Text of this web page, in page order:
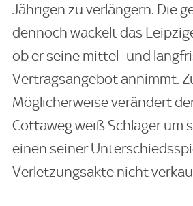
Jährigen zu verlängern. Die
dennoch wackelt das
ob er seine mittel- und
Vertragsangebot annimmt.
Möglicherweise verändert
Cottaweg weiß Schlager um
einen seiner
Verletzungsakte nicht